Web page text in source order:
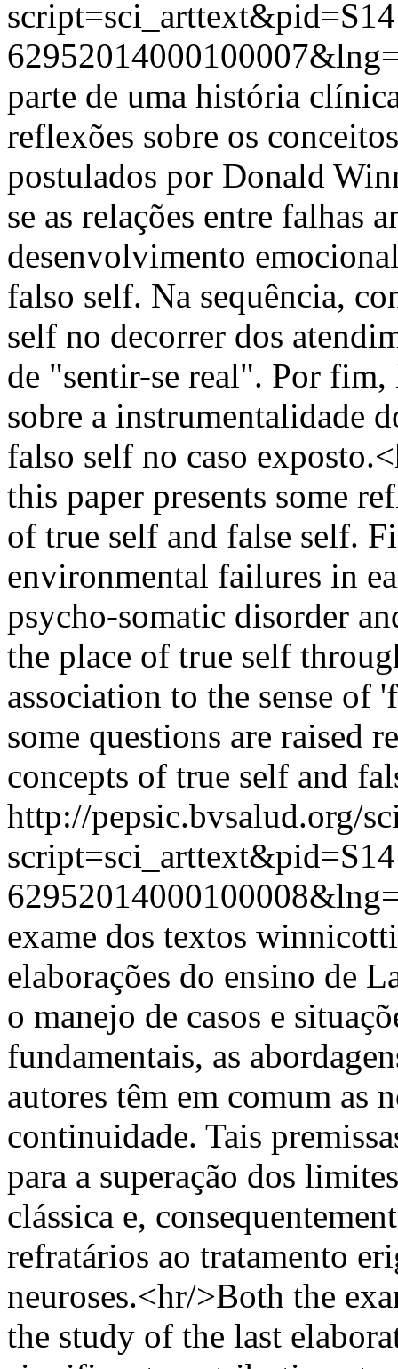
parte de uma história
reflexões sobre os
postulados por Donald
se as relações entre falhas
desenvolvimento
falso self. Na sequência,
self no decorrer dos
de "sentir-se real". Por fim,
sobre a instrumentalidade
falso self no caso
this paper presents some
of true self and false self.
environmental failures in
psycho-somatic disorder
the place of true self
association to the sense of
some questions are raised
concepts of true self and
http://pepsic.bvsalud.org/
exame dos textos
elaborações do ensino de
o manejo de casos e
fundamentais, as
autores têm em comum as
continuidade. Tais
para a superação dos
clássica e,
refratários ao tratamento
neuroses.<hr/>Both the
the study of the last